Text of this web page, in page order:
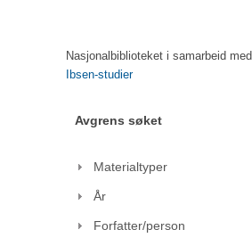
Nasjonalbiblioteket i samarbeid med
Ibsen-studier
Avgrens søket
Materialtyper
År
Forfatter/person